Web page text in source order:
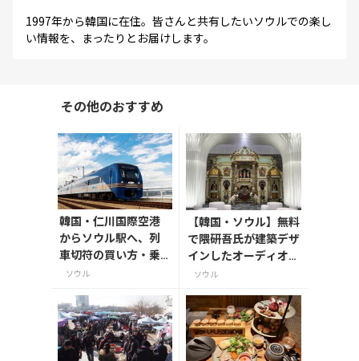
1997年から韓国に在住。皆さんと共有したいソウルでの楽し
い情報を、まったりとお届けします。
その他のおすすめ
韓国・仁川国際空港
からソウル駅へ、列
車切符の買い方・乗
り方
ソウル
【韓国・ソウル】無料
で隈研吾氏が建築デザ
インしたオーディオミ
ュージアムで貴重なオ
る常設展示－「正
音」：音の旅程】
ソウル